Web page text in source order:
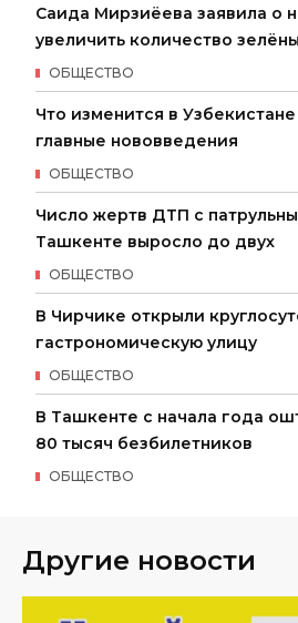
Саида Мирзиёева заявила о
увеличить количество
ОБЩЕСТВО
Что изменится в Узбекистане
главные нововведения
ОБЩЕСТВО
Число жертв ДТП с
Ташкенте выросло до двух
ОБЩЕСТВО
В Чирчике открыли
гастрономическую улицу
ОБЩЕСТВО
В Ташкенте с начала года
80 тысяч безбилетников
ОБЩЕСТВО
Другие новости